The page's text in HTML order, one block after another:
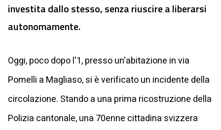
investita dallo stesso, senza riuscire a liberarsi
autonomamente.
Oggi, poco dopo l'1, presso un'abitazione in via
Pomelli a Magliaso, si è verificato un incidente della
circolazione. Stando a una prima ricostruzione della
Polizia cantonale, una 70enne cittadina svizzera